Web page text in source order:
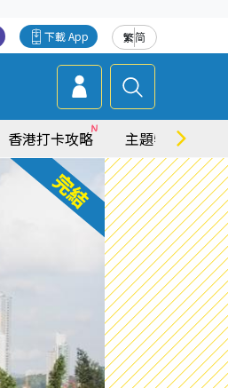
繁简
下載 App
香港打卡攻略 主題特集